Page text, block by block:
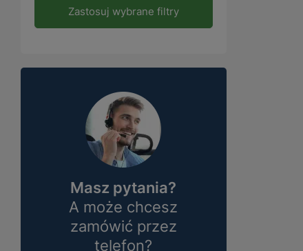
Zastosuj wybrane filtry
Masz pytania?
A może chcesz
zamówić przez
telefon?